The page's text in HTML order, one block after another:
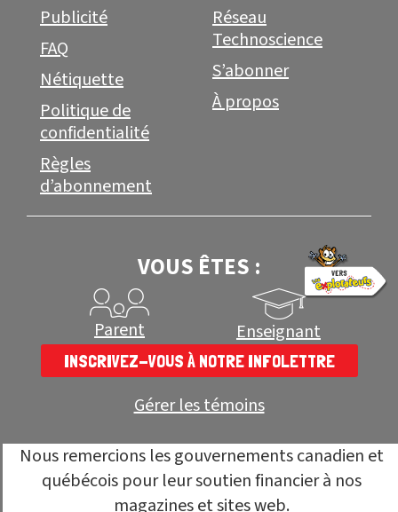
Publicité
FAQ
Nétiquette
Politique de
confidentialité
Règles
d’abonnement
Réseau
Technoscience
S’abonner
À propos
VOUS ÊTES :
Parent Enseignant
INSCRIVEZ-VOUS À NOTRE INFOLETTRE
Gérer les témoins
Nous remercions les gouvernements canadien et
québécois pour leur soutien financier à nos
magazines et sites web.